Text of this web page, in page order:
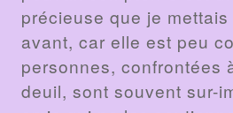
précieuse que je
avant, car elle est peu
personnes, confrontées
deuil, sont souvent sur-